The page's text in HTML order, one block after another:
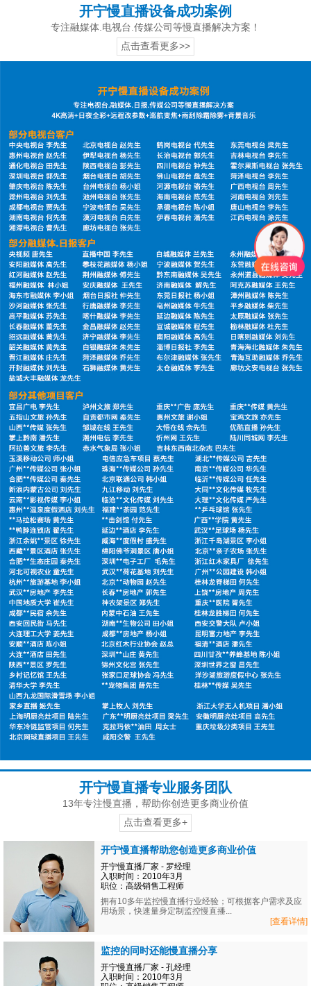
开宁慢直播设备成功案例
专注融媒体.电视台.传媒公司等慢直播解决方案！
点击查看更多>>
开宁慢直播专业服务团队
13年专注慢直播，帮助你创造更多商业价值
点击查看更多+
开宁慢直播帮助您创造更多商业价值
开宁慢直播厂家 - 罗经理
入职时间：2010年3月
职位：高级销售工程师
拥有10多年监控慢直播行业经验；可根据客户需求及应
用场景，快速量身定制监控慢直播...
[查看详情]
监控的同时还能慢直播分享
开宁慢直播厂家 - 孔经理
入职时间：2010年3月